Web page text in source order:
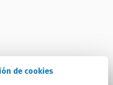
de cookies